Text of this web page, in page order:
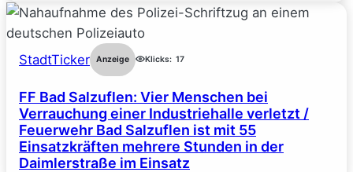
StadtTicker Anzeige Klicks: 17
FF Bad Salzuflen: Vier Menschen bei
Verrauchung einer Industriehalle verletzt /
Feuerwehr Bad Salzuflen ist mit 55
Einsatzkräften mehrere Stunden in der
Daimlerstraße im Einsatz